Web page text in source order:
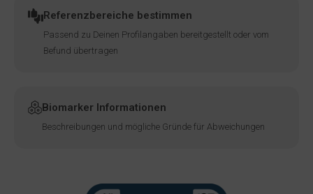
Referenzbereiche bestimmen
Passend zu Deinen Profilangaben bereitgestellt oder vom
Befund übertragen
Biomarker Informationen
Beschreibungen und mögliche Gründe für Abweichungen